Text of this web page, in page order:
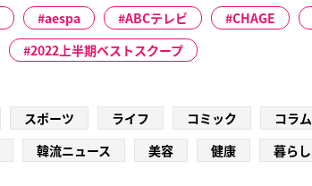
aespa ABCテレビ CHAGE
2022上半期ベストスクープ
スポーツ ライフ コミック コラム
韓流ニュース 美容 健康 暮らし